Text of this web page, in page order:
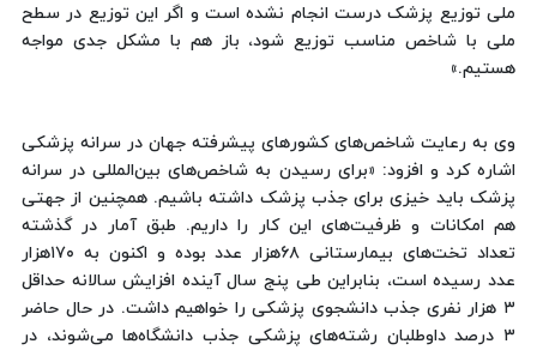
ملی توزیع پزشک درست انجام نشده است و اگر این توزیع در سطح
ملی با شاخص مناسب توزیع شود، باز هم با مشکل جدی مواجه
هستیم.»
وی به رعایت شاخص‌های کشور‌های پیشرفته جهان در سرانه پزشکی
اشاره کرد و افزود: «برای رسیدن به شاخص‌های بین‌المللی در سرانه
پزشک باید خیزی برای جذب پزشک داشته باشیم. همچنین از جهتی
هم امکانات و ظرفیت‌های این کار را داریم. طبق آمار در گذشته
تعداد تخت‌های بیمارستانی ۶۸هزار عدد بوده و اکنون به ۱۷۰هزار
عدد رسیده است، بنابراین طی پنج سال آینده افزایش سالانه حداقل
۳ هزار نفری جذب دانشجوی پزشکی را خواهیم داشت. در حال حاضر
۳ درصد داوطلبان رشته‌های پزشکی جذب دانشگاه‌ها می‌شوند، در